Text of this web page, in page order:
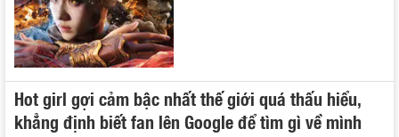
Hot girl gợi cảm bậc nhất thế giới quá thấu hiểu,
khẳng định biết fan lên Google để tìm gì về mình